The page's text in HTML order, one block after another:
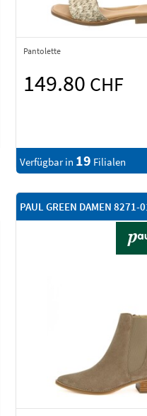
Pantolette
149.80 CHF
Verfügbar in 19 Filialen
PAUL GREEN DAMEN 8271-